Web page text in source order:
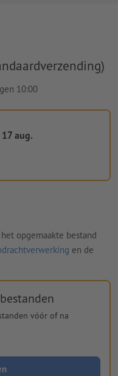
10:00
aug.
opgemaakte bestand
en de
vóór of na